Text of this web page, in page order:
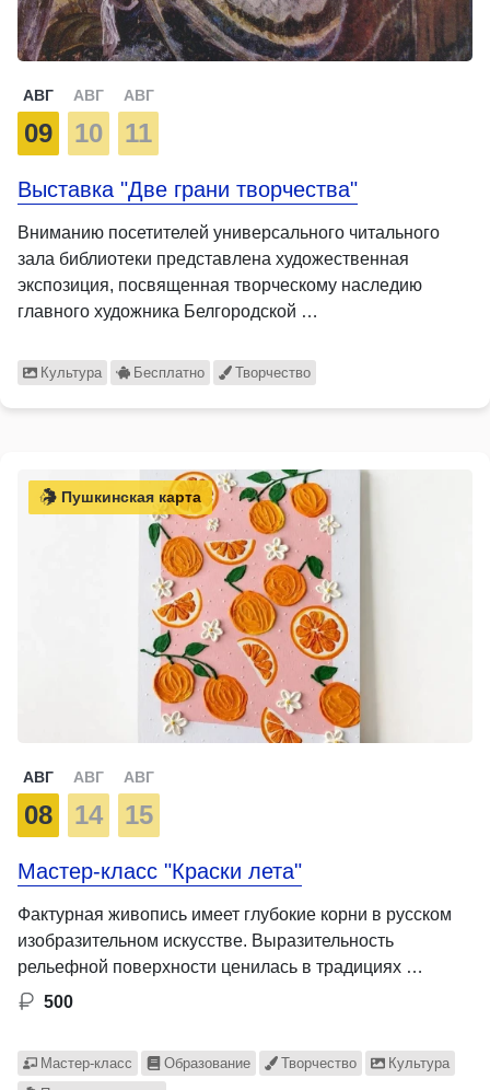
АВГ
09
АВГ
10
АВГ
11
Выставка "Две грани творчества"
Вниманию посетителей универсального читального
зала библиотеки представлена художественная
экспозиция, посвященная творческому наследию
главного художника Белгородской …
Культура Бесплатно Творчество
Пушкинская карта
АВГ
08
АВГ
14
АВГ
15
Мастер-класс "Краски лета"
Фактурная живопись имеет глубокие корни в русском
изобразительном искусстве. Выразительность
рельефной поверхности ценилась в традициях …
500
Мастер-класс Образование Творчество
Культура